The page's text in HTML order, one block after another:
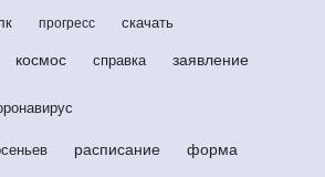
прогресс скачать
космос справка заявление
расписание форма